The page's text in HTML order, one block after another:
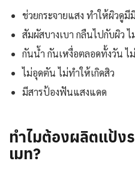
ช่วยกระจายแสง ทำให้ผิวดูมี
สัมผัสบางเบา กลืนไปกับผิว
กันน้ำ กันเหงื่อตลอดทั้งวัน ไ
ไม่อุดตัน ไม่ทำให้เกิดสิว
มีสารป้องฟันแสงแดด
ทำไมต้องผลิตแป้ง
เมท?